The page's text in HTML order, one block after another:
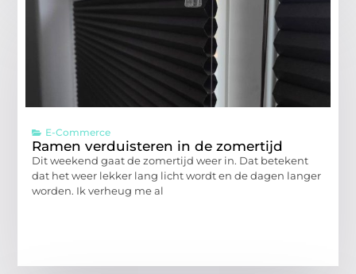
E-Commerce
Ramen verduisteren in de zomertijd
Dit weekend gaat de zomertijd weer in. Dat betekent
dat het weer lekker lang licht wordt en de dagen langer
worden. Ik verheug me al